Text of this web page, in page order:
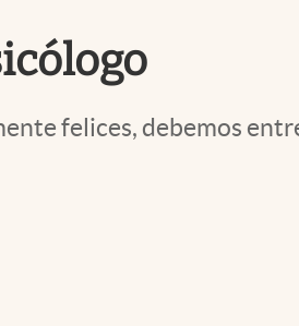
felices, debemos